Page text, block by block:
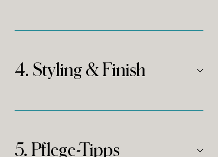
4. Styling & Finish
5. Pflege-Tipps